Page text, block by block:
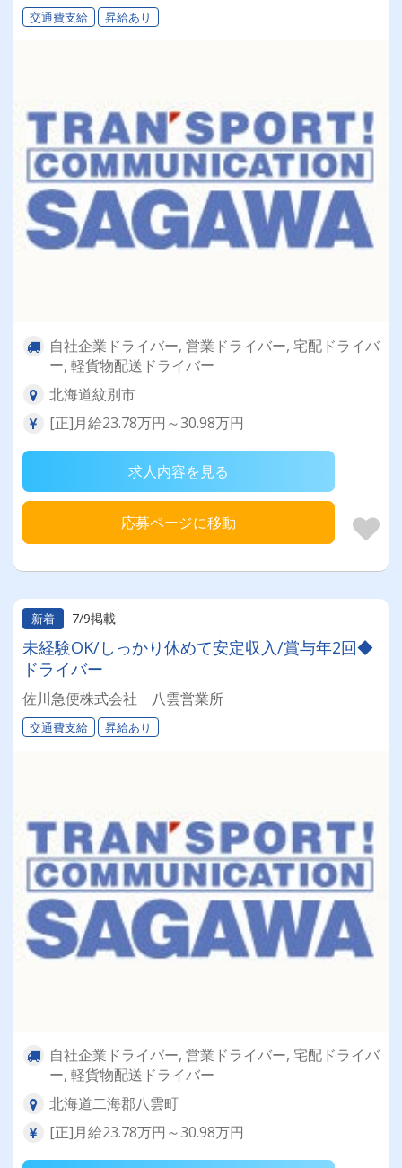
交通費支給 昇給あり
自社企業ドライバー, 営業ドライバー, 宅配ドライバ
ー, 軽貨物配送ドライバー
北海道紋別市
[正]月給23.78万円～30.98万円
求人内容を見る
応募ページに移動
新着 7/9掲載
未経験OK/しっかり休めて安定収入/賞与年2回◆
ドライバー
佐川急便株式会社 八雲営業所
交通費支給 昇給あり
自社企業ドライバー, 営業ドライバー, 宅配ドライバ
ー, 軽貨物配送ドライバー
北海道二海郡八雲町
[正]月給23.78万円～30.98万円